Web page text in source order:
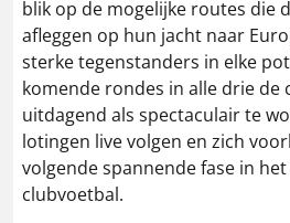
blik op de mogelijke routes die
afleggen op hun jacht naar
sterke tegenstanders in elke
komende rondes in alle drie de
uitdagend als spectaculair te
lotingen live volgen en zich
volgende spannende fase in
clubvoetbal.